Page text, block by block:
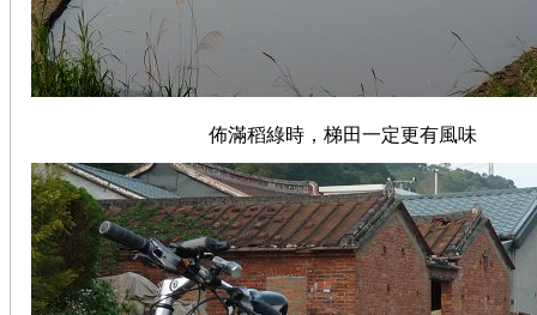
佈滿稻綠時，梯田一定更有風味